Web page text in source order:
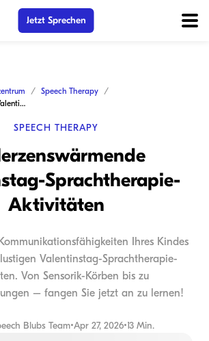
Jetzt Sprechen
Speech Therapy
14 Herzenswärmende Valentinstag-Sprachtherapie-Aktivitäten
SPEECH THERAPY
Sprachtherapie-
Aktivitäten
Ihres Kindes
Valentinstag-Sprachtherapie-
Von Sensorik-Körben bis zu
– fangen Sie jetzt an zu lernen!
Blubs Team•Apr 27, 2026•13 Min.